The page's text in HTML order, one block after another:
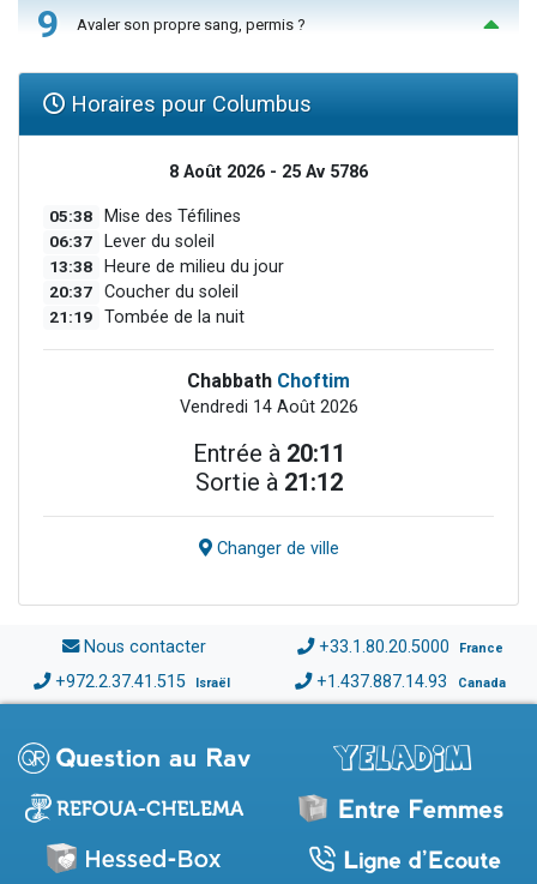
9 Avaler son propre sang, permis ?
Horaires pour Columbus
8 Août 2026 - 25 Av 5786
05:38 Mise des Téfilines
06:37 Lever du soleil
13:38 Heure de milieu du jour
20:37 Coucher du soleil
21:19 Tombée de la nuit
Chabbath Choftim
Vendredi 14 Août 2026
Entrée à 20:11
Sortie à 21:12
Changer de ville
Nous contacter +33.1.80.20.5000 France
+972.2.37.41.515 Israël +1.437.887.14.93 Canada